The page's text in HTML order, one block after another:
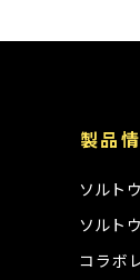
製品
ソルト
ソルト
コラボ